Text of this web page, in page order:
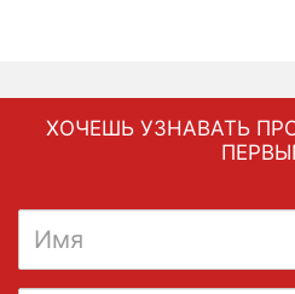
ХОЧЕШЬ УЗНАВАТЬ